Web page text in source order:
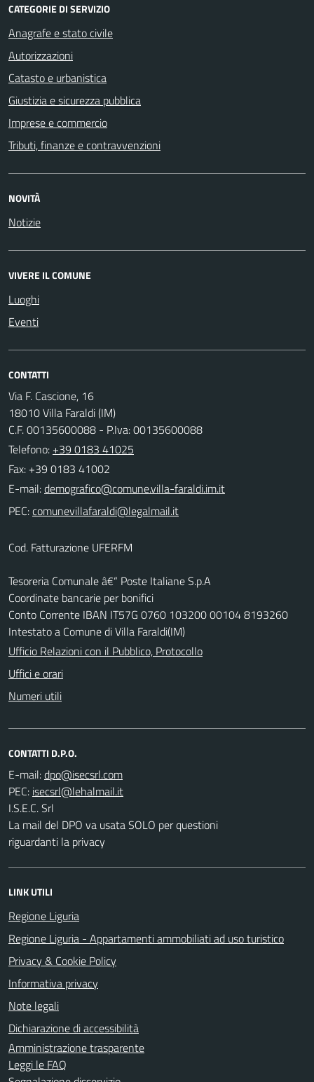
CATEGORIE DI SERVIZIO
Anagrafe e stato civile
Autorizzazioni
Catasto e urbanistica
Giustizia e sicurezza pubblica
Imprese e commercio
Tributi, finanze e contravvenzioni
NOVITÀ
Notizie
VIVERE IL COMUNE
Luoghi
Eventi
CONTATTI
Via F. Cascione, 16
18010 Villa Faraldi (IM)
C.F. 00135600088 - P.Iva: 00135600088
Telefono: +39 0183 41025
Fax: +39 0183 41002
E-mail:
PEC:
Cod. Fatturazione UFERFM
Tesoreria Comunale â€“ Poste Italiane S.p.A
Coordinate bancarie per bonifici
Conto Corrente IBAN IT57G 0760 103200 00104 8193260
Intestato a Comune di Villa Faraldi(IM)
Ufficio Relazioni con il Pubblico, Protocollo
Uffici e orari
Numeri utili
CONTATTI D.P.O.
E-mail:
PEC:
I.S.E.C. Srl
La mail del DPO va usata SOLO per questioni
riguardanti la privacy
LINK UTILI
Regione Liguria
Regione Liguria - Appartamenti ammobiliati ad uso turistico
Privacy & Cookie Policy
Informativa privacy
Note legali
Dichiarazione di accessibilità
Amministrazione trasparente
Leggi le FAQ